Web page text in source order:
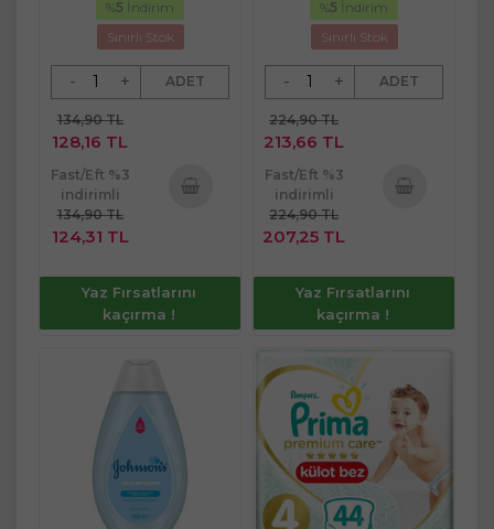
%5 İndirim
Sınırlı Stok
- + ADET
134,90 TL
128,16 TL
Fast/Eft %3
indirimli
134,90 TL
124,31 TL
Yaz Fırsatlarını
kaçırma !
%5 İndirim
Sınırlı Stok
- + ADET
224,90 TL
213,66 TL
Fast/Eft %3
indirimli
224,90 TL
207,25 TL
Yaz Fırsatlarını
kaçırma !